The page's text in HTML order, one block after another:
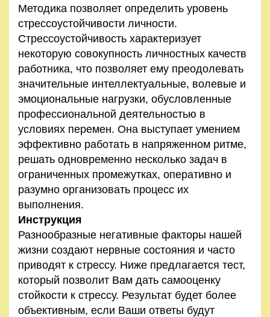
Методика позволяет определить уровень
стрессоустойчивости личности.
Стрессоустойчивость характеризует
некоторую совокупность личностных качеств
работника, что позволяет ему преодолевать
значительные интеллектуальные, волевые и
эмоциональные нагрузки, обусловленные
профессиональной деятельностью в
условиях перемен. Она выступает умением
эффективно работать в напряженном ритме,
решать одновременно несколько задач в
ограниченных промежутках, оперативно и
разумно организовать процесс их
выполнения.
Инструкция
Разнообразные негативные факторы нашей
жизни создают нервные состояния и часто
приводят к стрессу. Ниже предлагается тест,
который позволит Вам дать самооценку
стойкости к стрессу. Результат будет более
объективным, если Ваши ответы будут